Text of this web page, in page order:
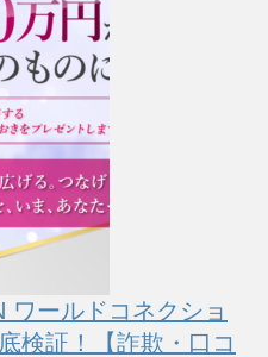
ワールドコネクショ
検証！【詐欺・口コ